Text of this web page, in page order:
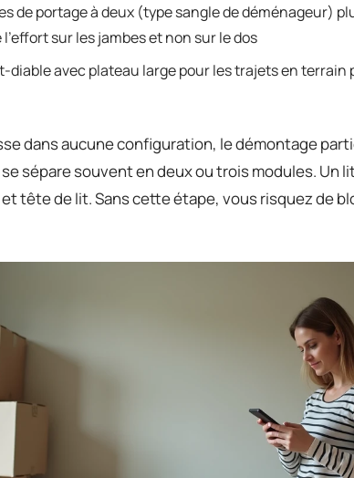
de portage à deux (type sangle de déménageur)
sur les jambes et non sur le dos
diable avec plateau large pour les trajets en
dans aucune configuration, le démontage
se sépare souvent en deux ou trois modules. Un
tête de lit. Sans cette étape, vous risquez de